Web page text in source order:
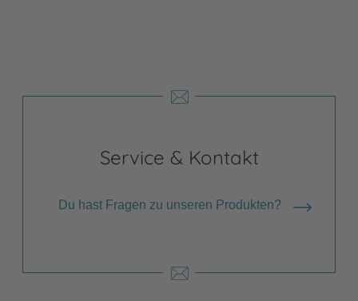
Service & Kontakt
Du hast Fragen zu unseren Produkten?